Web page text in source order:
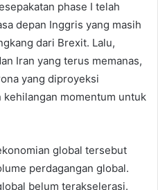
phase I telah
depan Inggris yang masih
dari Brexit. Lalu,
Iran yang terus memanas,
yang diproyeksi
kehilangan momentum untuk
global tersebut
perdagangan global.
belum terakselerasi.